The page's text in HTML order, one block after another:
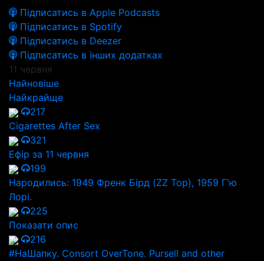
Підписатись в Apple Podcasts
Підписатись в Spotify
Підписатись в Deezer
Підписатись в інших додатках
11 червня
Найновіше
Найкрайще
217
Cigarettes After Sex
321
Ефір за 11 червня
199
Народились: 1949 Френк Бірд (ZZ Top), 1959 Г'ю
Лорі.
225
Показати опис
216
#НаШапку. Consort OverTone. Pursell and other